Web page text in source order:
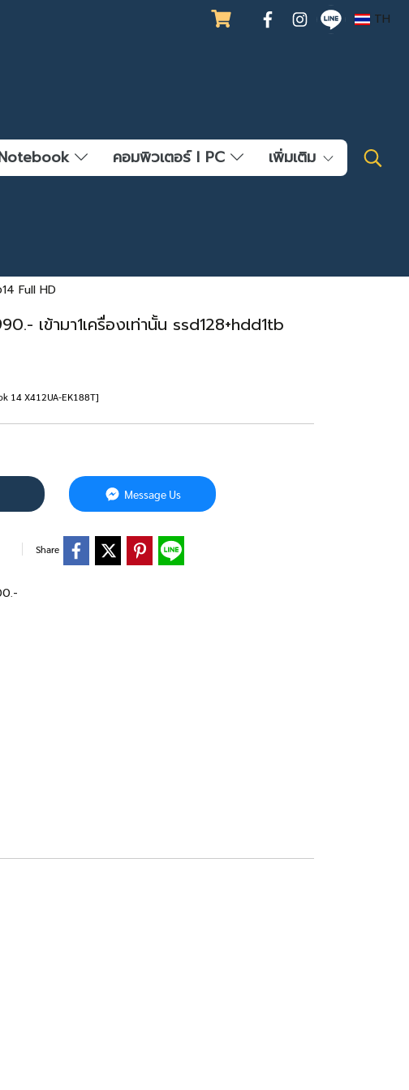
TH
คอมพิวเตอร์ l PC เพิ่มเติม
Full HD
เข้ามา1เครื่องเท่านั้น ssd128+hdd1tb
14 X412UA-EK188T]
Message Us
Share